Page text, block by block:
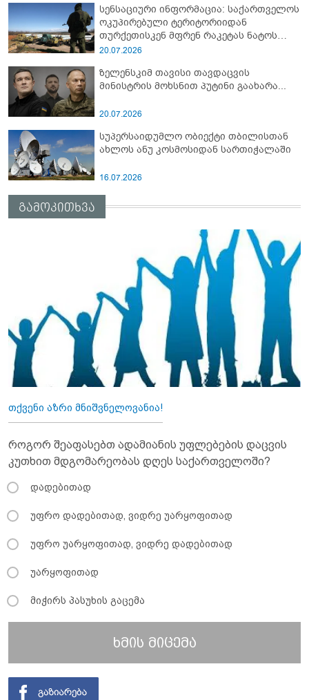
სენსაციური ინფორმაცია: საქართველოს
ოკუპირებული ტერიტორიიდან
თურქეთისკენ მფრენ რაკეტას ნატოს
სამიტი კინაღამ ჩაუშლია
20.07.2026
ზელენსკიმ თავისი თავდაცვის
მინისტრის მოხსნით პუტინი გაახარა...
20.07.2026
სუპერსაიდუმლო ობიექტი თბილისთან
ახლოს ანუ კოსმოსიდან სართიჭალაში
16.07.2026
გამოკითხვა
თქვენი აზრი მნიშვნელოვანია!
როგორ შეაფასებთ ადამიანის უფლებების დაცვის
კუთხით მდგომარეობას დღეს საქართველოში?
დადებითად
უფრო დადებითად, ვიდრე უარყოფითად
უფრო უარყოფითად, ვიდრე დადებითად
უარყოფითად
მიჭირს პასუხის გაცემა
ხმის მიცემა